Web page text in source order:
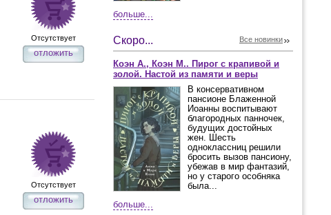
Отсутствует
отложить
Отсутствует
отложить
больше...
Скоро... Все новинки
Коэн А., Коэн М.. Пирог с крапивой и
золой. Настой из памяти и веры
В консервативном
пансионе Блаженной
Иоанны воспитывают
благородных панночек,
будущих достойных
жен. Шесть
одноклассниц решили
бросить вызов пансиону,
убежав в мир фантазий,
но у старого особняка
была...
больше...